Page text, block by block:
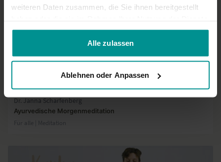
weiteren Daten zusammen, die Sie ihnen bereitgestellt
gesammelt haben.
Alle zulassen
Ablehnen oder Anpassen
Dr. Janna Scharfenberg
Ayurvedische Morgenmeditation
Für alle | Meditation